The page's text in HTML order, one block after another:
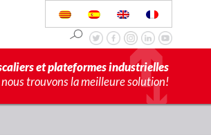
et plateformes industrielles
nous trouvons la meilleure solution!